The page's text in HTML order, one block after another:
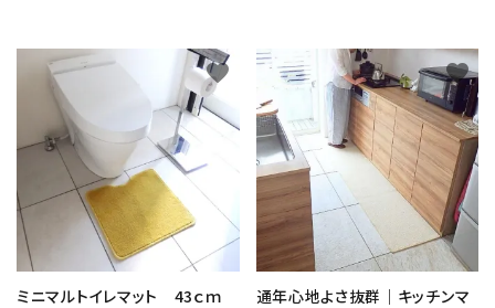
ミニマルトイレマット 43ｃｍ
favorite
通年心地よさ抜群｜キッチンマ
favorite